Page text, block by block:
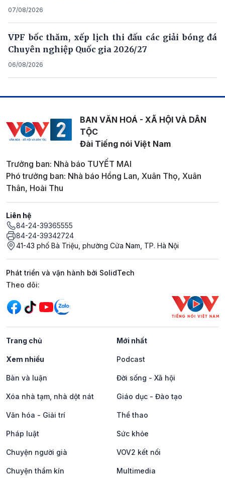
07/08/2026
VPF bốc thăm, xếp lịch thi đấu các giải bóng đá
Chuyên nghiệp Quốc gia 2026/27
06/08/2026
BAN VĂN HOÁ - XÃ HỘI VÀ DÂN
TỘC
Đài Tiếng nói Việt Nam
Trưởng ban: Nhà báo TUYẾT MAI
Phó trưởng ban: Nhà báo Hồng Lan, Xuân Thọ, Xuân
Thân, Hoài Thu
Liên hệ
84-24-39365555
84-24-39342724
41-43 phố Bà Triệu, phường Cửa Nam, TP. Hà Nội
Phát triển và vận hành bởi SolidTech
Mạng xã hội
Theo dõi:
Trang chủ Mới nhất
Xem nhiều Podcast
Bàn và luận Đời sống - Xã hội
Xóa nhà tạm, nhà dột nát Giáo dục - Đào tạo
Văn hóa - Giải trí Thể thao
Pháp luật Sức khỏe
Chuyện người già VOV2 kết nối
Chuyện thầm kín Multimedia